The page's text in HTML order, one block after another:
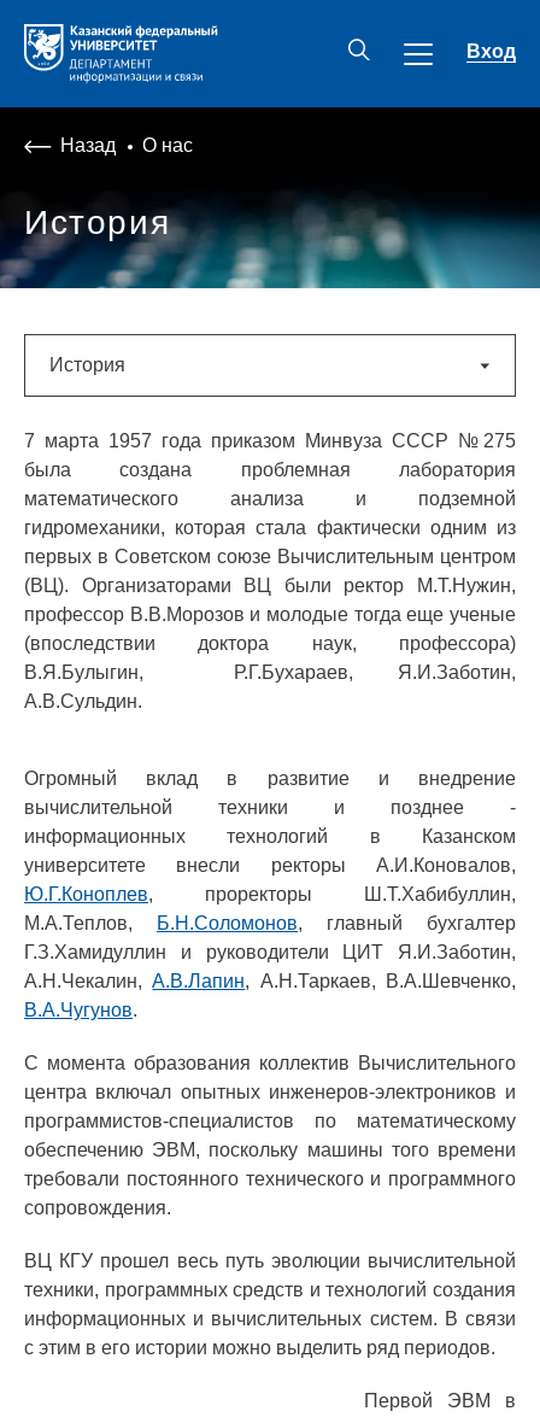
Вход
Назад О нас
История
История
7 марта 1957 года приказом Минвуза СССР №275
была создана проблемная лаборатория
математического анализа и подземной
гидромеханики, которая стала фактически одним из
первых в Советском союзе Вычислительным центром
(ВЦ). Организаторами ВЦ были ректор М.Т.Нужин,
профессор В.В.Морозов и молодые тогда еще ученые
(впоследствии доктора наук, профессора)
В.Я.Булыгин, Р.Г.Бухараев, Я.И.Заботин,
А.В.Сульдин.
Огромный вклад в развитие и внедрение
вычислительной техники и позднее -
информационных технологий в Казанском
университете внесли ректоры А.И.Коновалов,
Ю.Г.Коноплев, проректоры Ш.Т.Хабибуллин,
М.А.Теплов,
Б.Н.Соломонов, главный бухгалтер
Г.З.Хамидуллин и руководители ЦИТ Я.И.Заботин,
А.Н.Чекалин,А.В.Лапин, А.Н.Таркаев, В.А.Шевченко,
В.А.Чугунов.
С момента образования коллектив Вычислительного
центра включал опытных инженеров-электроников и
программистов-специалистов по математическому
обеспечению ЭВМ, поскольку машины того времени
требовали постоянного технического и программного
сопровождения.
ВЦ КГУ прошел весь путь эволюции вычислительной
техники, программных средств и технологий создания
информационных и вычислительных систем. В связи
с этим в его истории можно выделить ряд периодов.
Первой ЭВМ в